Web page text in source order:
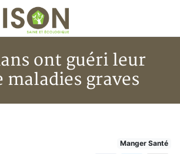
ont guéri leur
maladies graves
ont guéri leur
Manger Santé